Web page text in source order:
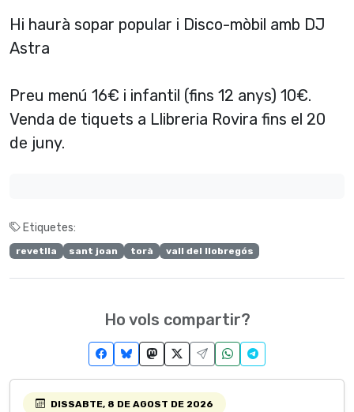
Hi haurà sopar popular i Disco-mòbil amb DJ
Astra
Preu menú 16€ i infantil (fins 12 anys) 10€.
Venda de tiquets a Llibreria Rovira fins el 20
de juny.
Etiquetes:
revetlla sant joan torà vall del llobregós
Ho vols compartir?
DISSABTE, 8 DE AGOST DE 2026